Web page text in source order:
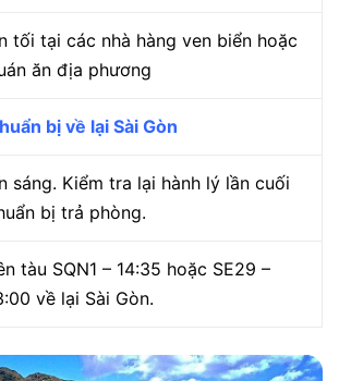
tối tại các nhà hàng ven biển hoặc
ăn địa phương
bị về lại Sài Gòn
sáng. Kiểm tra lại hành lý lần cuối
bị trả phòng.
tàu SQN1 – 14:35 hoặc SE29 –
về lại Sài Gòn.